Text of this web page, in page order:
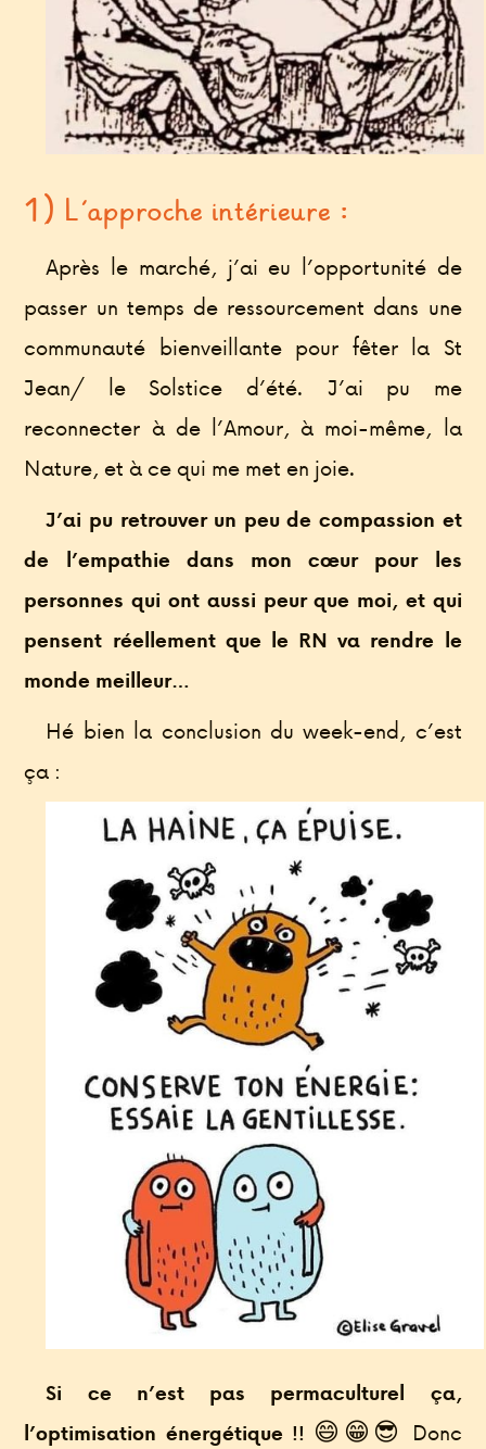
1) L’approche intérieure :
Après le marché, j’ai eu l’opportunité de
passer un temps de ressourcement dans une
communauté bienveillante pour fêter la St
Jean/ le Solstice d’été. J’ai pu me
reconnecter à de l’Amour, à moi-même, la
Nature, et à ce qui me met en joie.
J’ai pu retrouver un peu de compassion et
de l’empathie dans mon cœur pour les
personnes qui ont aussi peur que moi, et qui
pensent réellement que le RN va rendre le
monde meilleur…
Hé bien la conclusion du week-end, c’est
ça :
Si ce n’est pas permaculturel ça,
l’optimisation énergétique !! 😄😁😎 Donc